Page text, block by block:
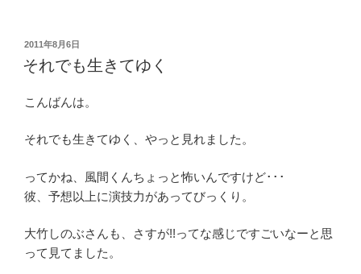
投
稿
日:
2011年8月6日
それでも生きてゆく
こんばんは。
それでも生きてゆく、やっと見れました。
ってかね、風間くんちょっと怖いんですけど･･･
彼、予想以上に演技力があってびっくり。
大竹しのぶさんも、さすが!!ってな感じですごいなーと思
って見てました。